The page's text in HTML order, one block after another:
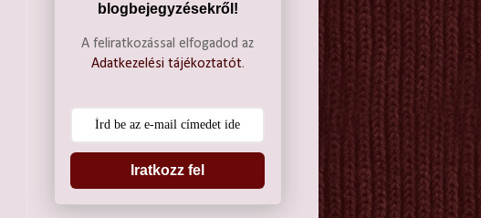
blogbejegyzésekről!
A feliratkozással elfogadod az
Adatkezelési tájékoztatót.
Iratkozz fel